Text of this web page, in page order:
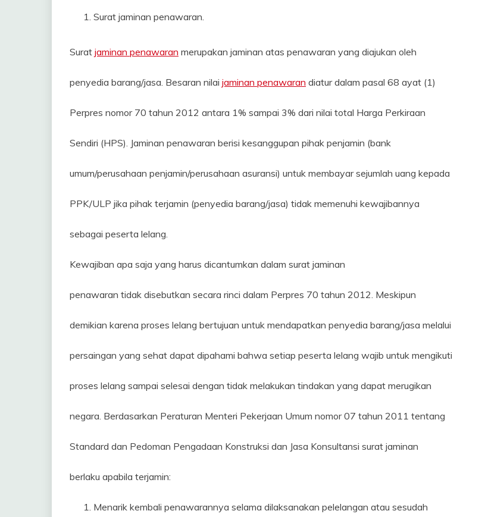
Surat jaminan penawaran.
Surat jaminan penawaran merupakan jaminan atas penawaran yang diajukan oleh
penyedia barang/jasa. Besaran nilai jaminan penawaran diatur dalam pasal 68 ayat (1)
Perpres nomor 70 tahun 2012 antara 1% sampai 3% dari nilai total Harga Perkiraan
Sendiri (HPS). Jaminan penawaran berisi kesanggupan pihak penjamin (bank
umum/perusahaan penjamin/perusahaan asuransi) untuk membayar sejumlah uang kepada
PPK/ULP jika pihak terjamin (penyedia barang/jasa) tidak memenuhi kewajibannya
sebagai peserta lelang.
Kewajiban apa saja yang harus dicantumkan dalam surat jaminan
penawaran tidak disebutkan secara rinci dalam Perpres 70 tahun 2012. Meskipun
demikian karena proses lelang bertujuan untuk mendapatkan penyedia barang/jasa melalui
persaingan yang sehat dapat dipahami bahwa setiap peserta lelang wajib untuk mengikuti
proses lelang sampai selesai dengan tidak melakukan tindakan yang dapat merugikan
negara. Berdasarkan Peraturan Menteri Pekerjaan Umum nomor 07 tahun 2011 tentang
Standard dan Pedoman Pengadaan Konstruksi dan Jasa Konsultansi surat jaminan
berlaku apabila terjamin:
Menarik kembali penawarannya selama dilaksanakan pelelangan atau sesudah